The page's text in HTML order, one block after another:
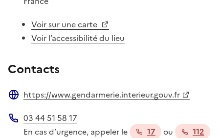
Voir sur une carte
Voir l’accessibilité du lieu
Contacts
https://www.gendarmerie.interieur.gouv.fr
Téléphone
03 44 51 58 17
En cas d’urgence, appeler le
17 ou
112